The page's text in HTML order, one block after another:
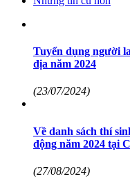
Tuyển dụng người
địa năm 2024
(23/07/2024)
Về danh sách thí
động năm 2024 tại
(27/08/2024)